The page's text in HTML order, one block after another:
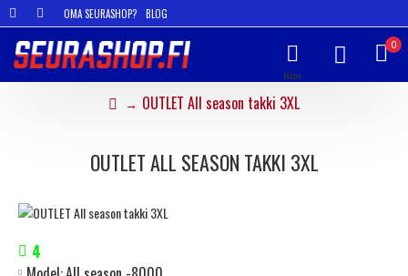
OMA SEURASHOP? BLOG
0
OUTLET All season takki 3XL
OUTLET ALL SEASON TAKKI 3XL
4